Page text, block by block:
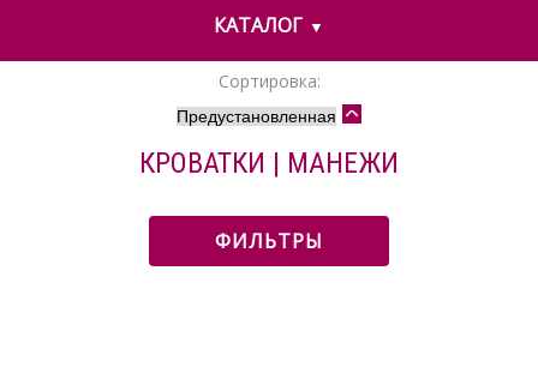
КАТАЛОГ
Сортировка:
КРОВАТКИ | МАНЕЖИ
ФИЛЬТРЫ